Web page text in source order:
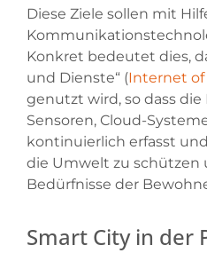
Diese Ziele sollen mit
Konkret bedeutet dies,
und Dienste“ (Internet of
genutzt wird, so dass
Sensoren, Cloud-
kontinuierlich erfasst
die Umwelt zu schützen
Bedürfnisse der
Smart City in der